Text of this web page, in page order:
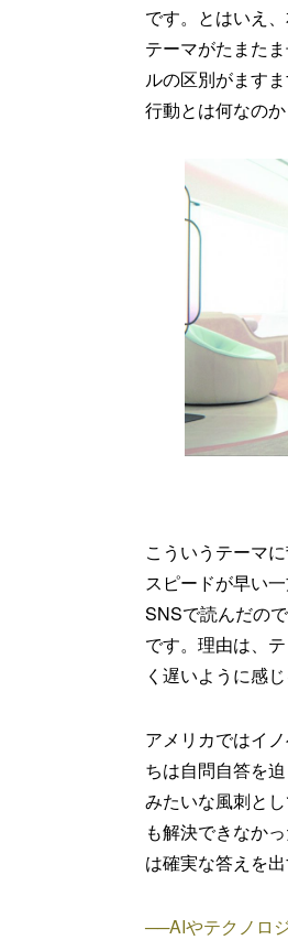
です。とはいえ
テーマがたまた
ルの区別がます
行動とは何なの
こういうテーマ
スピードが早い
SNSで読んだの
です。理由は、
く遅いように感
アメリカではイ
ちは自問自答を
みたいな風刺と
も解決できなか
は確実な答えを
──AIやテクノロ